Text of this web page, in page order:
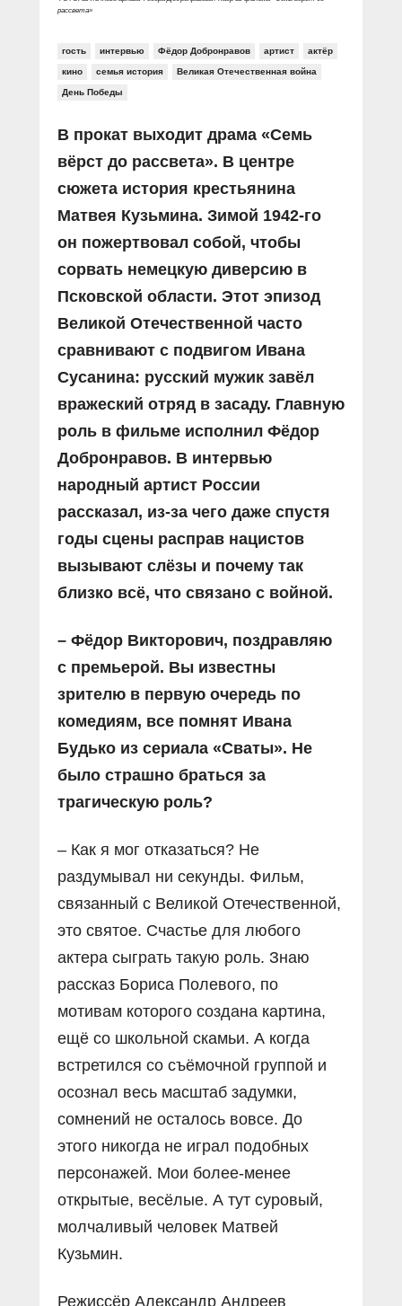
рассвета»
гость интервью Фёдор Добронравов артист актёр
кино семья история Великая Отечественная война
День Победы
В прокат выходит драма «Семь
вёрст до рассвета». В центре
сюжета история крестьянина
Матвея Кузьмина. Зимой 1942-го
он пожертвовал собой, чтобы
сорвать немецкую диверсию в
Псковской области. Этот эпизод
Великой Отечественной часто
сравнивают с подвигом Ивана
Сусанина: русский мужик завёл
вражеский отряд в засаду. Главную
роль в фильме исполнил Фёдор
Добронравов. В интервью
народный артист России
рассказал, из-за чего даже спустя
годы сцены расправ нацистов
вызывают слёзы и почему так
близко всё, что связано с войной.
– Фёдор Викторович, позд­равляю
с премьерой. Вы известны
зрителю в первую очередь по
комедиям, все помнят Ивана
Будько из сериала «Сваты». Не
было страшно браться за
трагическую роль?
– Как я мог отказаться? Не
раздумывал ни секунды. Фильм,
связанный с Великой Отечественной,
это святое. Счастье для любого
актера сыграть такую роль. Знаю
рассказ Бориса Полевого, по
мотивам которого создана картина,
ещё со школьной скамьи. А когда
встретился со съёмочной группой и
осознал весь масштаб задумки,
сомнений не осталось вовсе. До
этого никогда не играл подобных
персонажей. Мои более-менее
открытые, весёлые. А тут суровый,
молчаливый человек Матвей
Кузьмин.
Режиссёр Александр Андреев